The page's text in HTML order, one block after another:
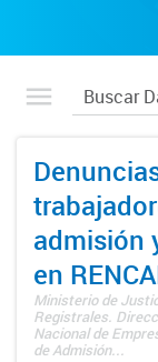
admisión
en
Ministerio de
Registrales.
Nacional de
de Admisión...